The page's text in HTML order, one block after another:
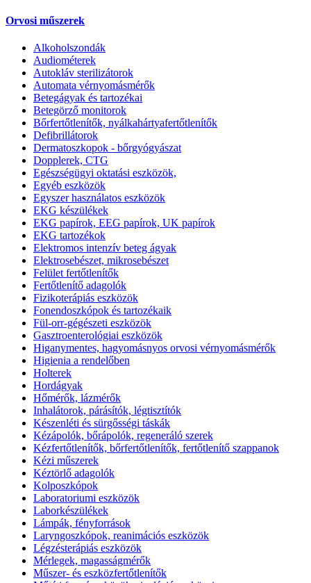
Orvosi műszerek
Alkoholszondák
Audiométerek
Autokláv sterilizátorok
Automata vérnyomásmérők
Betegágyak és tartozékai
Betegörző monitorok
Bőrfertőtlenítők, nyálkahártyafertőtlenítők
Defibrillátorok
Dermatoszkopok - bőrgyógyászat
Dopplerek, CTG
Egészségügyi oktatási eszközök,
Egyéb eszközök
Egyszer használatos eszközök
EKG készülékek
EKG papírok, EEG papírok, UK papírok
EKG tartozékok
Elektromos intenzív beteg ágyak
Elektrosebészet, mikrosebészet
Felület fertőtlenítők
Fertőtlenítő adagolók
Fizikoterápiás eszközök
Fonendoszkópok és tartozékaik
Fül-orr-gégészeti eszközök
Gasztroenterológiai eszközök
Higanymentes, hagyomásnyos orvosi vérnyomásmérők
Higienia a rendelőben
Holterek
Hordágyak
Hőmérők, lázmérők
Inhalátorok, párásítók, légtisztítók
Készenléti és sürgősségi táskák
Kézápolók, bőrápolók, regeneráló szerek
Kézfertőtlenítők, bőrfertőtlenítők, fertőtlenítő szappanok
Kézi műszerek
Kéztörlő adagolók
Kolposzkópok
Laboratoriumi eszközök
Laborkészülékek
Lámpák, fényforrások
Laryngoszkópok, reanimációs eszközök
Légzésterápiás eszközök
Mérlegek, magasságmérők
Műszer- és eszközfertőtlenítők